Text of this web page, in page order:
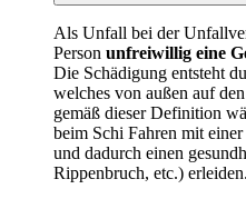
Als Unfall bei der
Person unfreiwillig eine
Die Schädigung entsteht
welches von außen auf
gemäß dieser Definition
beim Schi Fahren mit einer
und dadurch einen
Rippenbruch, etc.) erleiden.